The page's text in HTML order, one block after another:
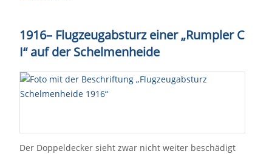
1916– Flugzeugabsturz einer„Rumpler C
I“auf der Schelmenheide
Der Doppeldecker sieht zwar nicht weiter beschädigt